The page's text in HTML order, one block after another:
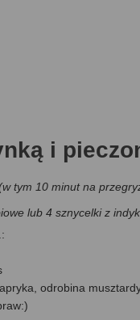
i
tym 10 minut na
lub 4 sznycelki z
odrobina